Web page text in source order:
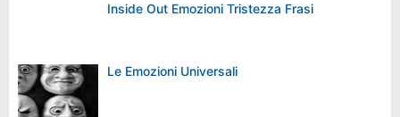
Inside Out Emozioni Tristezza Frasi
Le Emozioni Universali